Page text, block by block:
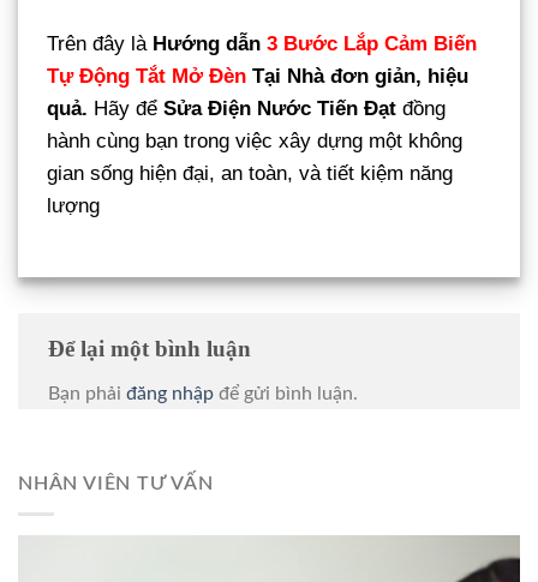
Trên đây là Hướng dẫn 3 Bước Lắp Cảm Biến
Tự Động Tắt Mở Đèn Tại Nhà đơn giản, hiệu
quả. Hãy để Sửa Điện Nước Tiến Đạt đồng
hành cùng bạn trong việc xây dựng một không
gian sống hiện đại, an toàn, và tiết kiệm năng
lượng
Để lại một bình luận
Bạn phải đăng nhập để gửi bình luận.
NHÂN VIÊN TƯ VẤN